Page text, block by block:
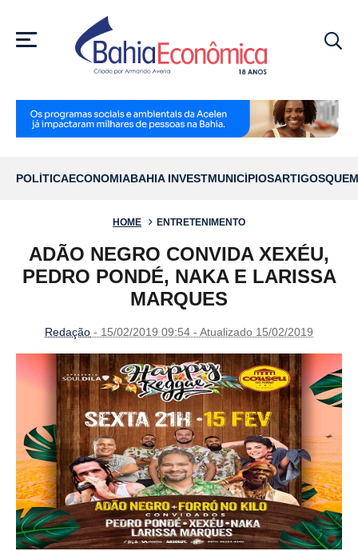
MENU
POLÍTICAECONOMIABAHIA INVESTMUNICÍPIOSARTIGOS
HOME ENTRETENIMENTO
ADÃO NEGRO CONVIDA XEXÉU,
PEDRO PONDÉ, NAKA E LARISSA
MARQUES
Redação - 15/02/2019 09:54 - Atualizado 15/02/2019